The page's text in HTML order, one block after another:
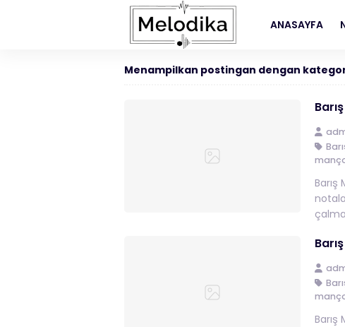
ANASAYFA
Menampilkan postingan dengan
Barış